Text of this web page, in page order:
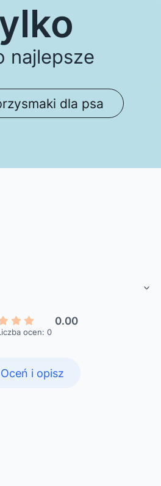
najlepsze
dla psa
0.00
ocen: 0
Oceń i opisz